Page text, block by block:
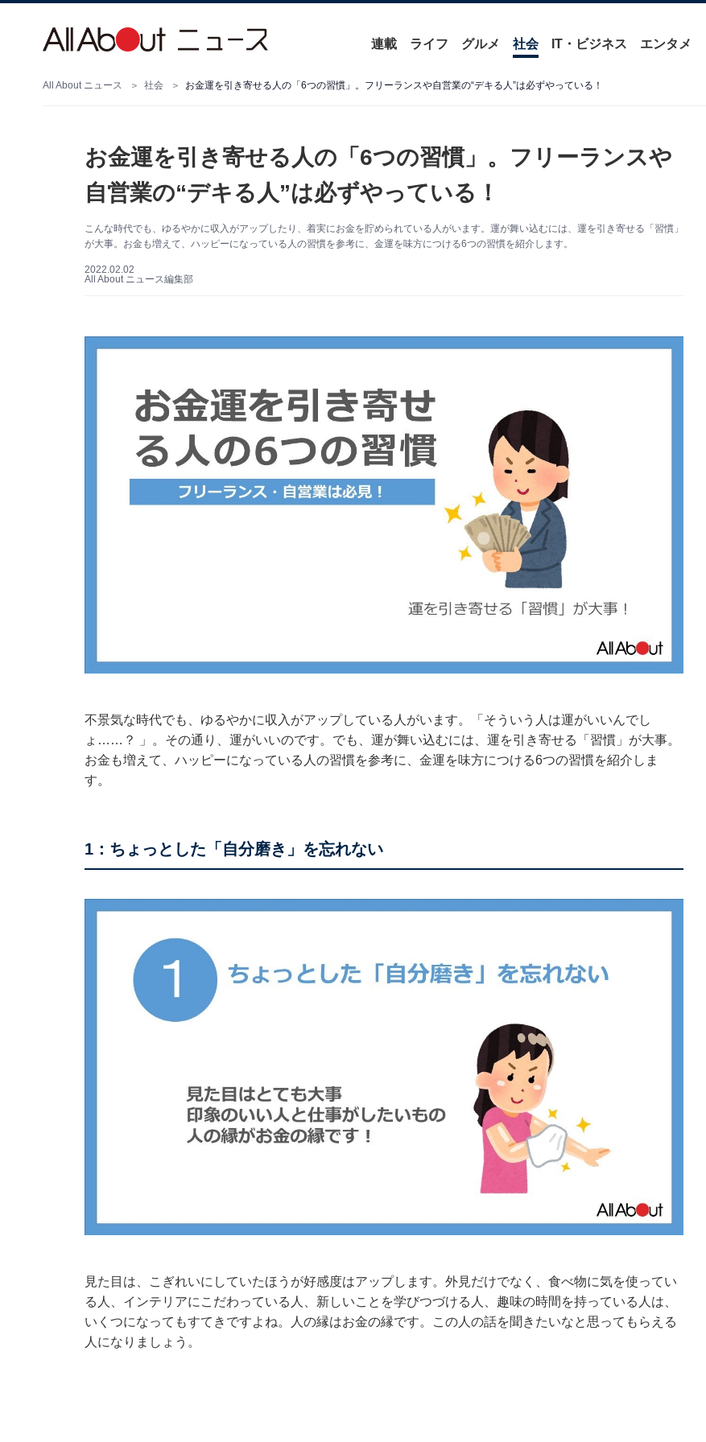
連載 ライフ グルメ 社会 IT・ビジネス エンタメ
All About ニュース 社会 お金運を引き寄せる人の「6つの習慣」。フリーランスや自営業の“デキる人”は必ずやっている！
お金運を引き寄せる人の「6つの習慣」。フリーランスや
自営業の“デキる人”は必ずやっている！
こんな時代でも、ゆるやかに収入がアップしたり、着実にお金を貯められている人がいます。運が舞い込むには、運を引き寄せる「習慣」
が大事。お金も増えて、ハッピーになっている人の習慣を参考に、金運を味方につける6つの習慣を紹介します。
2022.02.02
All About ニュース編集部
不景気な時代でも、ゆるやかに収入がアップしている人がいます。「そういう人は運がいいんでし
ょ……？ 」。その通り、運がいいのです。でも、運が舞い込むには、運を引き寄せる「習慣」が大事。
お金も増えて、ハッピーになっている人の習慣を参考に、金運を味方につける6つの習慣を紹介しま
す。
1：ちょっとした「自分磨き」を忘れない
見た目は、こぎれいにしていたほうが好感度はアップします。外見だけでなく、食べ物に気を使ってい
る人、インテリアにこだわっている人、新しいことを学びつづける人、趣味の時間を持っている人は、
いくつになってもすてきですよね。人の縁はお金の縁です。この人の話を聞きたいなと思ってもらえる
人になりましょう。